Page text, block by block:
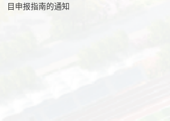
目申报指南的通知